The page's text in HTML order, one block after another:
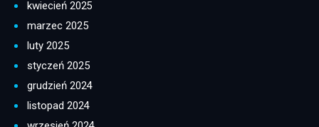
kwiecień 2025
marzec 2025
luty 2025
styczeń 2025
grudzień 2024
listopad 2024